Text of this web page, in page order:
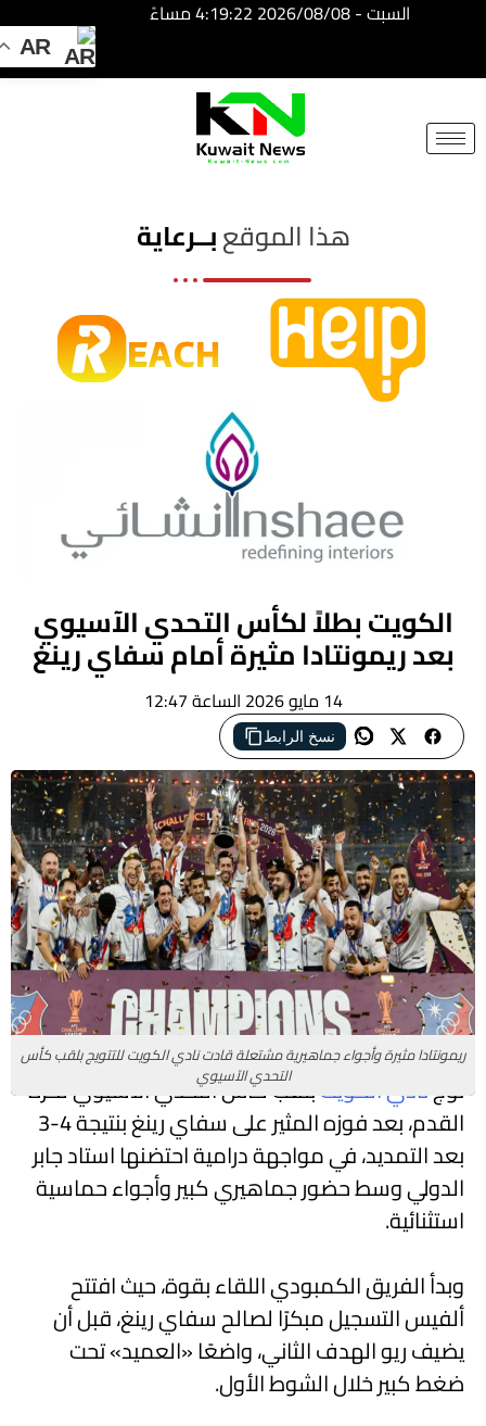
السبت - 2026/08/08 4:19:22 مساءً
AR
NE
NEWS
ELEMENTOR
هذا الموقعبــرعاية
الكويت‭ ‬بطلاً‭ ‬لكأس‭ ‬التحدي‭ ‬الآسيوي‭
‬بعد‭ ‬ريمونتادا‭ ‬مثيرة‭ ‬أمام‭ ‬سفاي‭ ‬رينغ
14 مايو 2026 الساعة 12:47
نسخ الرابط
ريمونتادا مثيرة وأجواء جماهيرية مشتعلة قادت نادي الكويت للتتويج بلقب كأس
التحدي الآسيوي توجنادي الكويتبلقب كأس التحدي الآسيوي لكرة
القدم، بعد فوزه المثير علىسفاي رينغ
بنتيجة 4-3
بعد التمديد، في مواجهة درامية احتضنها استاد جابر
الدولي وسط حضور جماهيري كبير وأجواء حماسية
استثنائية.
وبدأ الفريق الكمبودي اللقاء بقوة، حيث افتتح
ألفيس التسجيل مبكرًا لصالح سفاي رينغ، قبل أن
يضيف ريو الهدف الثاني، واضعًا «العميد» تحت
ضغط كبير خلال الشوط الأول.